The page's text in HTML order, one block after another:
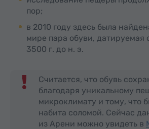
пор;
в 2010 году здесь была
мире пара обуви, датируемая
3500 г. до н. э.
Считается, что обувь
благодаря уникальному
микроклимату и тому, что
набита соломой. Сейчас
из Арени можно увидеть в